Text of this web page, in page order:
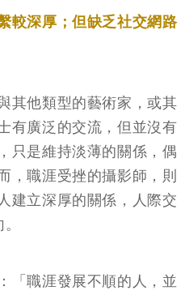
較深厚；但缺乏社交網路
其他類型的藝術家，或其
有廣泛的交流，但並沒有
只是維持淡薄的關係，偶
，職涯受挫的攝影師，則
建立深厚的關係，人際交
「職涯發展不順的人，並